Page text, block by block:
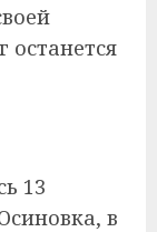
останется
13
в